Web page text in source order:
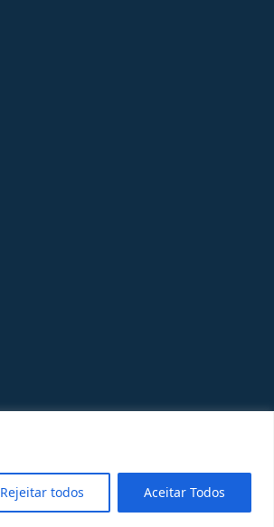
Rejeitar todos Aceitar Todos